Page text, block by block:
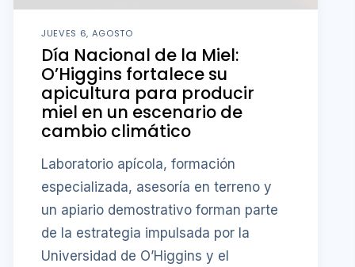
JUEVES 6, AGOSTO
Día Nacional de la Miel:
O’Higgins fortalece su
apicultura para producir
miel en un escenario de
cambio climático
Laboratorio apícola, formación
especializada, asesoría en terreno y
un apiario demostrativo forman parte
de la estrategia impulsada por la
Universidad de O’Higgins y el